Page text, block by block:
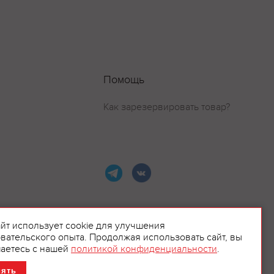
Помощь
Как зарезервировать товар?
использует cookie для улучшения
опыта. Продолжая использовать сайт, вы
с нашей политикой конфиденциальности.